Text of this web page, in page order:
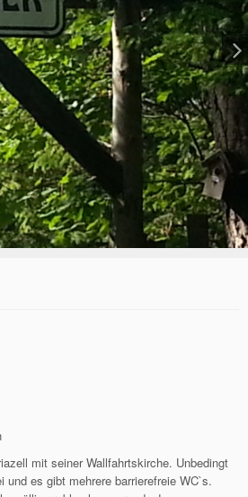
mit seiner Wallfahrtskirche. Unbedingt
es gibt mehrere barrierefreie WC`s.